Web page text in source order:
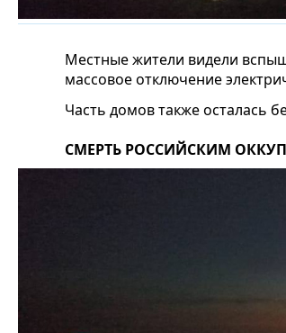
Местные жители видели
массовое отключение
Часть домов также осталась
СМЕРТЬ РОССИЙСКИМ